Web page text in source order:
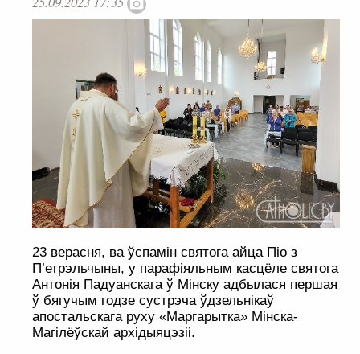
23 верасня, ва ўспамін святога айца Піо з
П’етрэльчыны, у парафіяльным касцёле святога
Антонія Падуанскага ў Мінску адбылася першая
ў бягучым годзе сустрэча ўдзельнікаў
апостальскага руху «Маргарытка» Мінска-
Магілёўскай архідыяцэзіі.